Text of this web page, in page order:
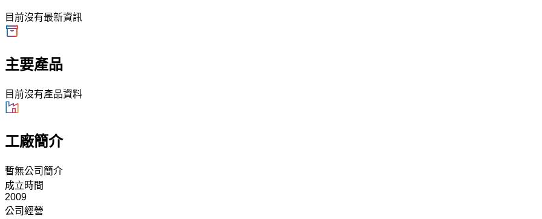
目前沒有最新資訊
主要產品
目前沒有產品資料
工廠簡介
暫無公司簡介
成立時間
2009
公司經營